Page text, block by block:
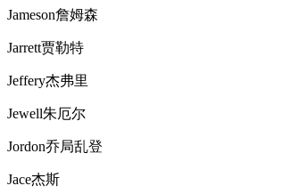
Jameson詹姆森
Jarrett贾勒特
Jeffery杰弗里
Jewell朱厄尔
Jordon乔局乱登
Jace杰斯